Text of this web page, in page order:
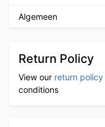
Algemeen
Return Policy
View our return policy
conditions